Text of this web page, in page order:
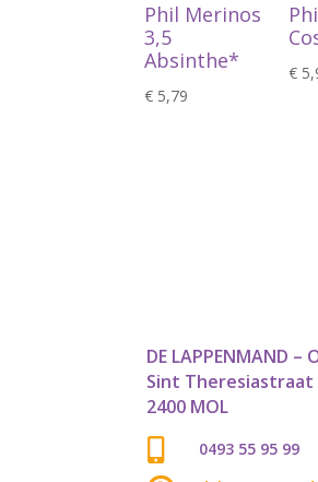
Phil Merinos
3,5
Absinthe*
€ 5,79
€
DE LAPPENMAND –
Sint Theresiastraat
2400 MOL
0493 55 95 99